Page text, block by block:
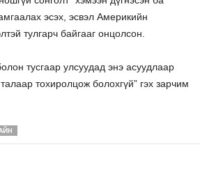
эсэх, эсвэл Америкийн
тулгарч байгааг онцолсон.
тусгаар улсуудад энэ асуудлаар
тохиролцож болохгүй” гэх зарчим